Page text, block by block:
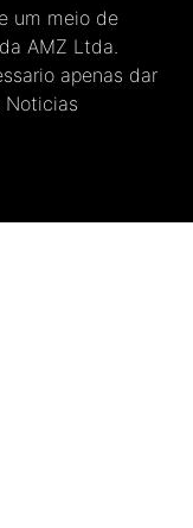
um meio de
AMZ Ltda.
apenas dar
Noticias